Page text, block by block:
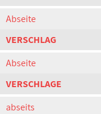
Abseite
VERSCHLAG
Abseite
VERSCHLAGE
abseits